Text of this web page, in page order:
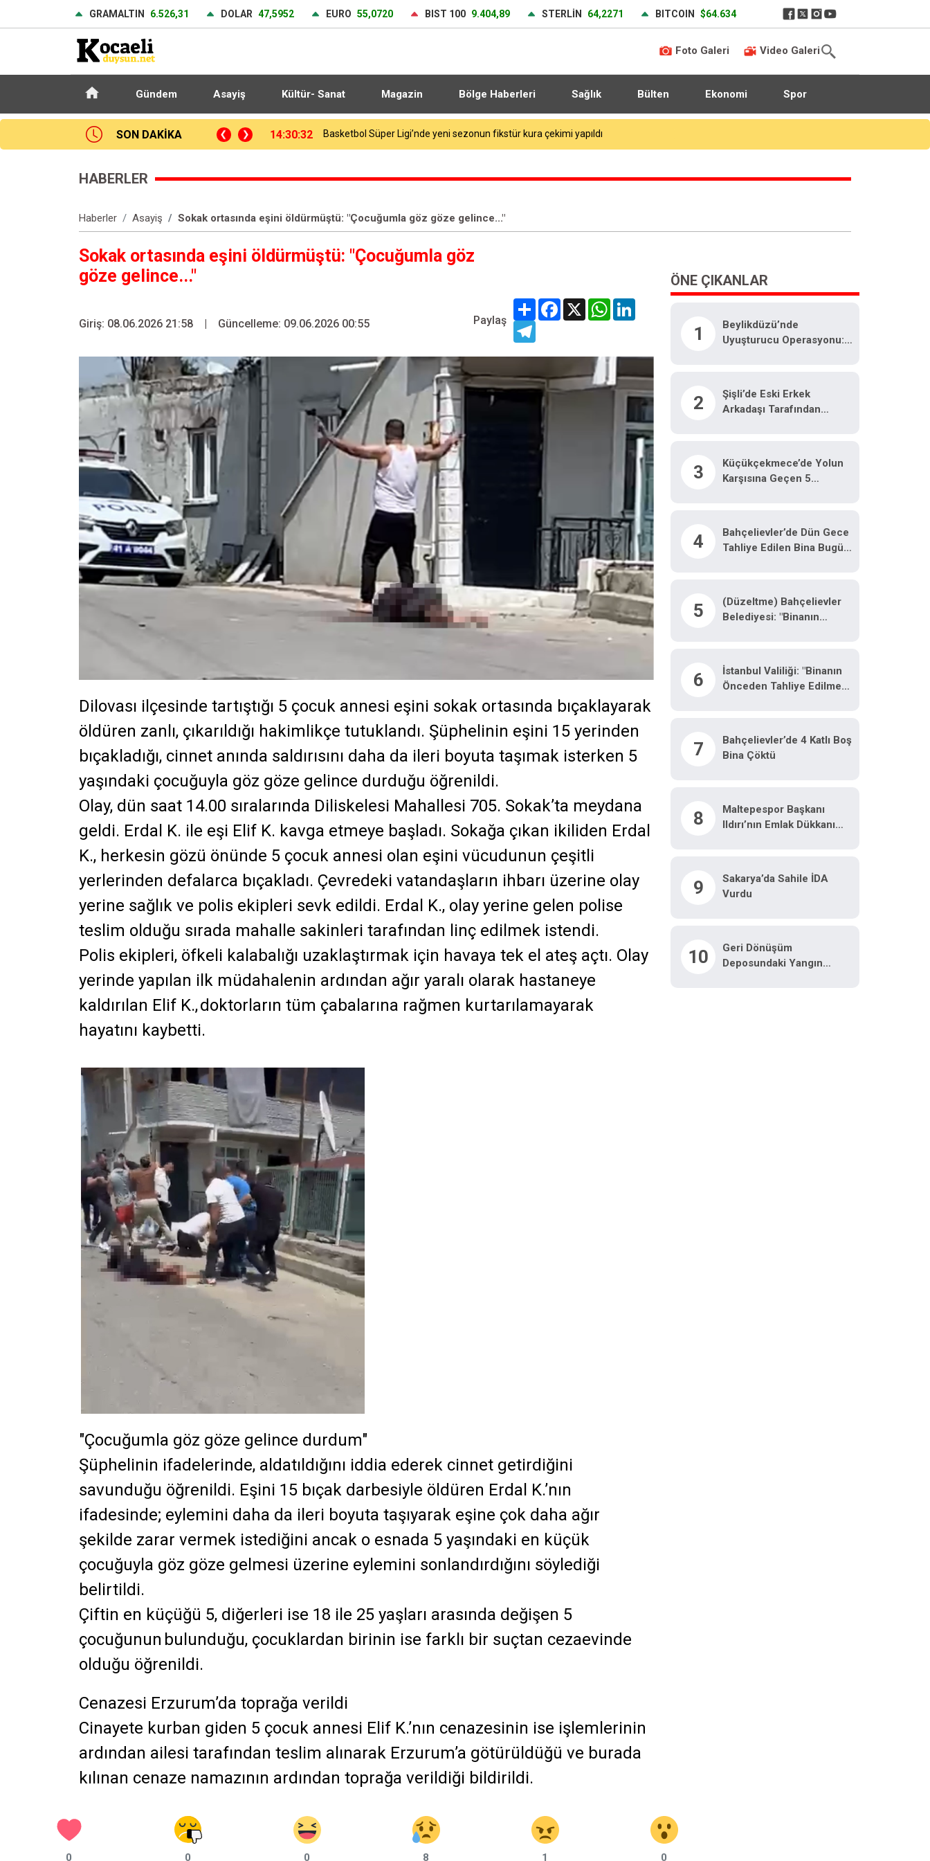
GRAMALTIN 6.526,31 DOLAR 47,5952 EURO 55,0720 BIST 100 9.404,89 STERLİN 64,2271 BITCOIN $64.634
Foto Galeri Video Galeri
Gündem Asayiş Kültür- Sanat Magazin Bölge Haberleri Sağlık Bülten Ekonomi Spor
SON DAKİKA 14:01:56 TAB Gıda, 2026 yılının ilk yarısında büyümesini sürdürdü
HABERLER
Haberler Asayiş Sokak ortasında eşini öldürmüştü: "Çocuğumla göz göze gelince..."
Sokak ortasında eşini öldürmüştü: "Çocuğumla göz
göze gelince..."
Giriş: 08.06.2026 21:58 | Güncelleme: 09.06.2026 00:55 Paylaş
ShareFacebook
X WhatsAppLinkedIn
Telegram
Dilovası ilçesinde tartıştığı 5 çocuk annesi eşini sokak ortasında bıçaklayarak
öldüren zanlı, çıkarıldığı hakimlikçe tutuklandı. Şüphelinin eşini 15 yerinden
bıçakladığı, cinnet anında saldırısını daha da ileri boyuta taşımak isterken 5
yaşındaki çocuğuyla göz göze gelince durduğu öğrenildi.
Olay, dün saat 14.00 sıralarında Diliskelesi Mahallesi 705. Sokak’ta meydana
geldi. Erdal K. ile eşi Elif K. kavga etmeye başladı. Sokağa çıkan ikiliden Erdal
K., herkesin gözü önünde 5 çocuk annesi olan eşini vücudunun çeşitli
yerlerinden defalarca bıçakladı. Çevredeki vatandaşların ihbarı üzerine olay
yerine sağlık ve polis ekipleri sevk edildi. Erdal K., olay yerine gelen polise
teslim olduğu sırada mahalle sakinleri tarafından linç edilmek istendi.
Polis ekipleri, öfkeli kalabalığı uzaklaştırmak için havaya tek el ateş açtı. Olay
yerinde yapılan ilk müdahalenin ardından ağır yaralı olarak hastaneye
kaldırılan Elif K.,doktorların tüm çabalarına rağmen kurtarılamayarak
hayatını kaybetti.
"Çocuğumla göz göze gelince durdum"
Şüphelinin ifadelerinde, aldatıldığını iddia ederek cinnet getirdiğini
savunduğu öğrenildi. Eşini 15 bıçak darbesiyle öldüren Erdal K.’nın
ifadesinde; eylemini daha da ileri boyuta taşıyarak eşine çok daha ağır
şekilde zarar vermek istediğini ancak o esnada 5 yaşındaki en küçük
çocuğuyla göz göze gelmesi üzerine eylemini sonlandırdığını söylediği
belirtildi.
Çiftin en küçüğü 5, diğerleri ise 18 ile 25 yaşları arasında değişen 5
çocuğunun bulunduğu, çocuklardan birinin ise farklı bir suçtan cezaevinde
olduğu öğrenildi.
Cenazesi Erzurum’da toprağa verildi
Cinayete kurban giden 5 çocuk annesi Elif K.’nın cenazesinin ise işlemlerinin
ardından ailesi tarafından teslim alınarak Erzurum’a götürüldüğü ve burada
kılınan cenaze namazının ardından toprağa verildiği bildirildi.
0 0 0 8 1 0
ÖNE ÇIKANLAR
1
Beylikdüzü’nde
Uyuşturucu Operasyonu:
2
Şişli’de Eski Erkek
Arkadaşı Tarafından
Ortaya Çıktı
3
Küçükçekmece’de Yolun
Karşısına Geçen 5
4
Bahçelievler’de Dün Gece
Tahliye Edilen Bina Bugün
5
(Düzeltme) Bahçelievler
Belediyesi: "Binanın
Belirlemelere Göre
Herhangi Bir Can Kaybı
Veya Yaralanma
6
İstanbul Valiliği: "Binanın
Önceden Tahliye Edilmesi
Veya Yaralanma
Bulunmamaktadır"
7
Bahçelievler’de 4 Katlı Boş
Bina Çöktü
8
Maltepespor Başkanı
Ildırı’nın Emlak Dükkanı
9
Sakarya’da Sahile İDA
Vurdu
10
Geri Dönüşüm
Deposundaki Yangın